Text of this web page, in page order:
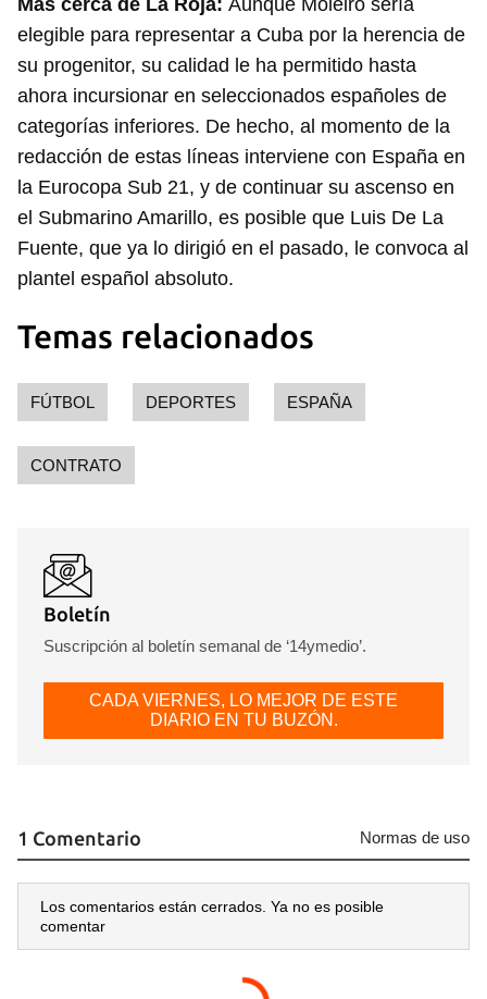
Guardar como favorito
Para poder guardar como favorito, primero has de
iniciar sesión con tu cuenta de 14ymedio.
INICIAR SESIÓN CANCELAR
Más cerca de La Roja: Aunque Moleiro sería
elegible para representar a Cuba por la herencia de
su progenitor, su calidad le ha permitido hasta
ahora incursionar en seleccionados españoles de
categorías inferiores. De hecho, al momento de la
redacción de estas líneas interviene con España en
la Eurocopa Sub 21, y de continuar su ascenso en
el Submarino Amarillo, es posible que Luis De La
Fuente, que ya lo dirigió en el pasado, le convoca al
plantel español absoluto.
Temas relacionados
FÚTBOL DEPORTES ESPAÑA
CONTRATO
Boletín
Suscripción al boletín semanal de ‘14ymedio’.
CADA VIERNES, LO MEJOR DE ESTE
DIARIO EN TU BUZÓN.
1 Comentario Normas de uso
Los comentarios están cerrados. Ya no es posible
comentar